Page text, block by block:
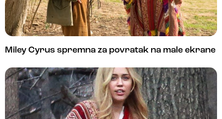
Miley Cyrus spremna za povratak na male ekrane